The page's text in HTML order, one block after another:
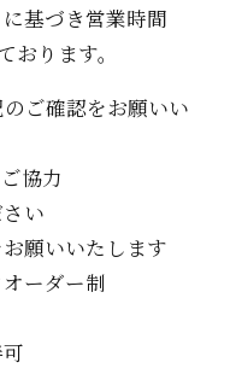
基づき営業時間
ります。
ご確認をお願いい
協力
い
願いいたします
ーダー制